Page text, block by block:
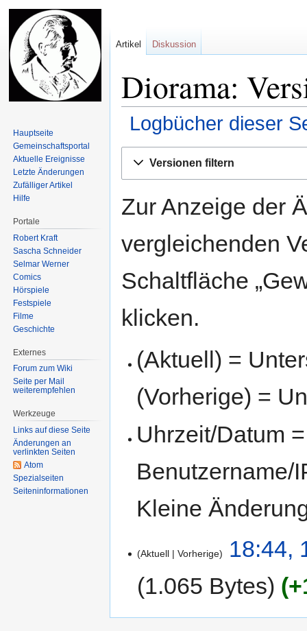
Diorama:
Logbücher dieser
Navigation
Suche
Versionen filtern
Zur Anzeige der
vergleichenden
Schaltfläche
klicken.
(Aktuell) =
(Vorherige) =
Uhrzeit/Datum
Benutzername/
Kleine
Aktuell Vorherige
18:44,
1.065 Bytes
Artikel Diskussion
Hauptseite
Gemeinschafts­portal
Aktuelle Ereignisse
Letzte Änderungen
Zufälliger Artikel
Hilfe
Portale
Robert Kraft
Sascha Schneider
Selmar Werner
Comics
Hörspiele
Festspiele
Filme
Geschichte
Externes
Forum zum Wiki
Seite per Mail
weiterempfehlen
Werkzeuge
Links auf diese Seite
Änderungen an
verlinkten Seiten
Atom
Spezialseiten
Seiten­informationen